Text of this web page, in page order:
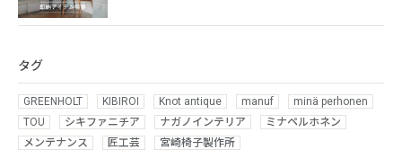
タグ
GREENHOLT KIBIROI Knot antique manuf
minä perhonen
TOU
シキファニチア ナガノインテリア
ミナペルホネン
メンテナンス
匠工芸 宮崎椅子製作所